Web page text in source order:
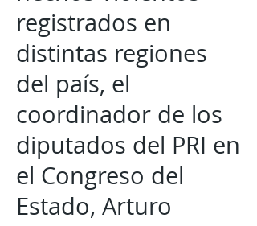
registrados en
distintas regiones
del país, el
coordinador de los
diputados del PRI en
el Congreso del
Estado, Arturo